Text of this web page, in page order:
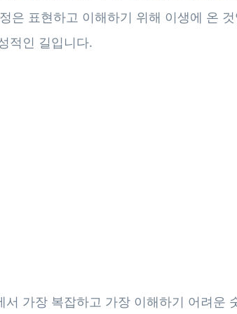
은 표현하고 이해하기 위해 이생에 온
적인 길입니다.
서 가장 복잡하고 가장 이해하기 어려운